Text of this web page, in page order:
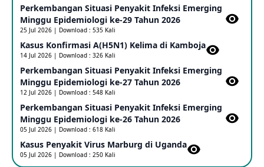
Update Informasi PHEIC Penyakit Ebola
23 May 2026
Penetapan Outbreak Penyakit Ebola di RD Kongo dan
Uganda Sebagai PHEIC
17 May 2026
Outbreak Penyakti Ebola di RD Kongo
16 May 2026
Kasus Konfirmasi A(H5NN6) di Cina
Perkembangan Situasi Penyakit Infeksi Emerging
Minggu Epidemiologi ke-29 Tahun 2026
25 Jul 2026 | Download : 535 Kali
Kasus Konfirmasi A(H5N1) Kelima di Kamboja​
14 Jul 2026 | Download : 326 Kali
Perkembangan Situasi Penyakit Infeksi Emerging
Minggu Epidemiologi ke-27 Tahun 2026
12 Jul 2026 | Download : 548 Kali
Perkembangan Situasi Penyakit Infeksi Emerging
Minggu Epidemiologi ke-26 Tahun 2026
05 Jul 2026 | Download : 618 Kali
Kasus Penyakit Virus Marburg di Uganda
05 Jul 2026 | Download : 250 Kali